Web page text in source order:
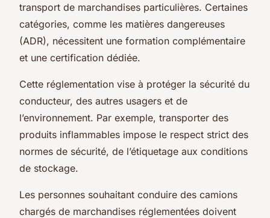
transport de marchandises particulières. Certaines
catégories, comme les matières dangereuses
(ADR), nécessitent une formation complémentaire
et une certification dédiée.
Cette réglementation vise à protéger la sécurité du
conducteur, des autres usagers et de
l’environnement. Par exemple, transporter des
produits inflammables impose le respect strict des
normes de sécurité, de l’étiquetage aux conditions
de stockage.
Les personnes souhaitant conduire des camions
chargés de marchandises réglementées doivent